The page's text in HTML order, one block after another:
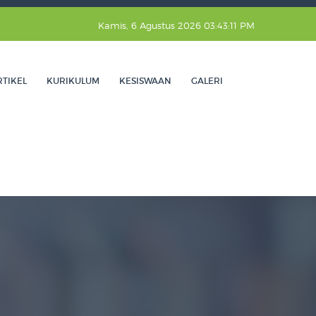
Kamis, 6 Agustus 2026 03:43:12 PM
KURIKULUM KESISWAAN GALERI